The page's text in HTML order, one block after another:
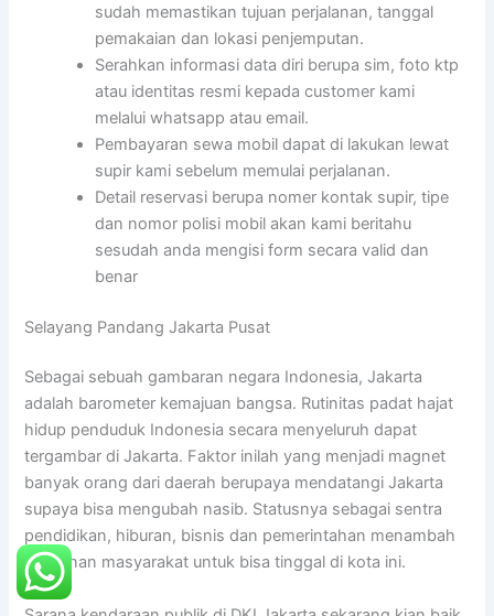
sudah memastikan tujuan perjalanan, tanggal
pemakaian dan lokasi penjemputan.
Serahkan informasi data diri berupa sim, foto ktp
atau identitas resmi kepada customer kami
melalui whatsapp atau email.
Pembayaran sewa mobil dapat di lakukan lewat
supir kami sebelum memulai perjalanan.
Detail reservasi berupa nomer kontak supir, tipe
dan nomor polisi mobil akan kami beritahu
sesudah anda mengisi form secara valid dan
benar
Selayang Pandang Jakarta Pusat
Sebagai sebuah gambaran negara Indonesia, Jakarta
adalah barometer kemajuan bangsa. Rutinitas padat hajat
hidup penduduk Indonesia secara menyeluruh dapat
tergambar di Jakarta. Faktor inilah yang menjadi magnet
banyak orang dari daerah berupaya mendatangi Jakarta
supaya bisa mengubah nasib. Statusnya sebagai sentra
pendidikan, hiburan, bisnis dan pemerintahan menambah
keinginan masyarakat untuk bisa tinggal di kota ini.